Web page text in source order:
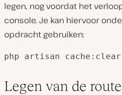
legen, nog voordat het
console. Je kan hiervoor
opdracht gebruiken:
php artisan cache:clear
Legen van de